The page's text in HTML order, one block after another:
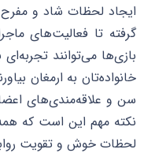
ایجاد لحظات شاد و مفرح
گرفته تا فعالیت‌های
بازی‌ها می‌توانند
خانواده‌تان به ارمغان
سن و علاقه‌مندی‌های
نکته مهم این است که
لحظات خوش و تقویت